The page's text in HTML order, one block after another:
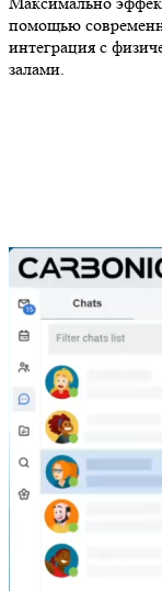
помощью
интеграция с
залами.